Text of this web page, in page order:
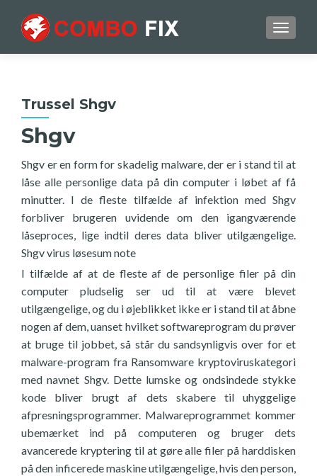
Trussel Shgv
Shgv
Shgv er en form for skadelig malware, der er i stand til at
låse alle personlige data på din computer i løbet af få
minutter. I de fleste tilfælde af infektion med Shgv
forbliver brugeren uvidende om den igangværende
låseproces, lige indtil deres data bliver utilgængelige.
Shgv virus løsesum note
I tilfælde af at de fleste af de personlige filer på din
computer pludselig ser ud til at være blevet
utilgængelige, og du i øjeblikket ikke er i stand til at åbne
nogen af dem, uanset hvilket softwareprogram du prøver
at bruge til jobbet, så står du sandsynligvis over for et
malware-program fra Ransomware kryptoviruskategori
med navnet Shgv. Dette lumske og ondsindede stykke
kode bliver brugt af dets skabere til uhyggelige
afpresningsprogrammer. Malwareprogrammet kommer
ubemærket ind på computeren og bruger dets
avancerede kryptering til at gøre alle filer på harddisken
på den inficerede maskine utilgængelige, hvis den person,